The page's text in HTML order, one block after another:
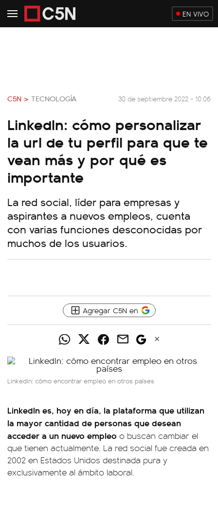
EN VIVO
C5N > TECNOLOGÍA 30 de septiembre 2022 - 10:06
LinkedIn: cómo personalizar
la url de tu perfil para que te
vean más y por qué es
importante
La red social, líder para empresas y
aspirantes a nuevos empleos, cuenta
con varias funciones desconocidas por
muchos de los usuarios.
Agregar C5N en
LinkedIn: cómo encontrar empleo en otros países
LinkedIn es, hoy en día, la plataforma que utilizan
la mayor cantidad de personas que desean
acceder a un nuevo empleo o buscan cambiar el
que tienen actualmente. La red social fue creada en
2002 en Estados Unidos destinada pura y
exclusivamente al ámbito laboral.